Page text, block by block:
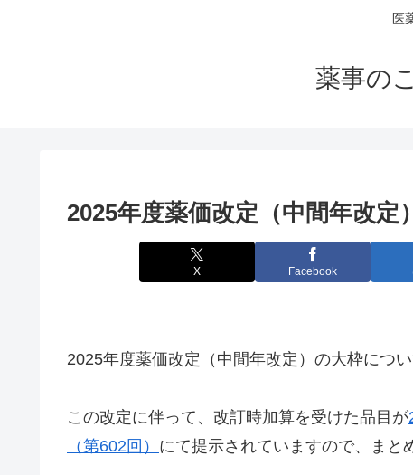
医
薬事の
2025年度薬価改定（中間年改定
X Facebook
2025年度薬価改定（中間年改定）の大枠につい
この改定に伴って、改訂時加算を受けた品目が
（第602回） にて提示されていますので、まと